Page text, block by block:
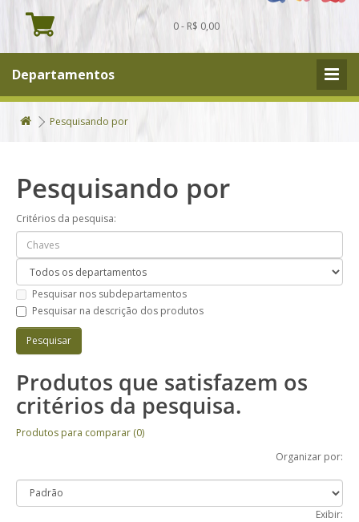
0 - R$ 0,00
Departamentos
Pesquisando por
Pesquisando por
Critérios da pesquisa:
Pesquisar nos subdepartamentos
Pesquisar na descrição dos produtos
Produtos que satisfazem os
critérios da pesquisa.
Produtos para comparar (0)
Organizar por:
Exibir: